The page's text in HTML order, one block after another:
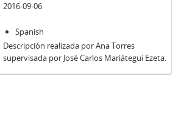
2016-09-06
Spanish
Descripción realizada por Ana Torres
supervisada por José Carlos Mariátegui Ezeta.